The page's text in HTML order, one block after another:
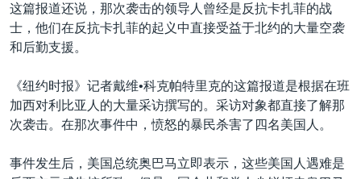
这篇报道还说，那次袭击的领导人曾经是反抗卡扎菲的战
士，他们在反抗卡扎菲的起义中直接受益于北约的大量空袭
和后勤支援。
《纽约时报》记者戴维•科克帕特里克的这篇报道是根据在班
加西对利比亚人的大量采访撰写的。采访对象都直接了解那
次袭击。在那次事件中，愤怒的暴民杀害了四名美国人。
事件发生后，美国总统奥巴马立即表示，这些美国人遇难是